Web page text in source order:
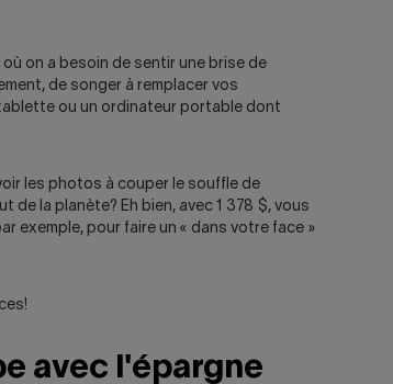
on a besoin de sentir une brise de
de songer à remplacer vos
ou un ordinateur portable dont
les photos à couper le souffle de
de la planète? Eh bien, avec 1 378 $, vous
exemple, pour faire un « dans votre face »
avec l'épargne